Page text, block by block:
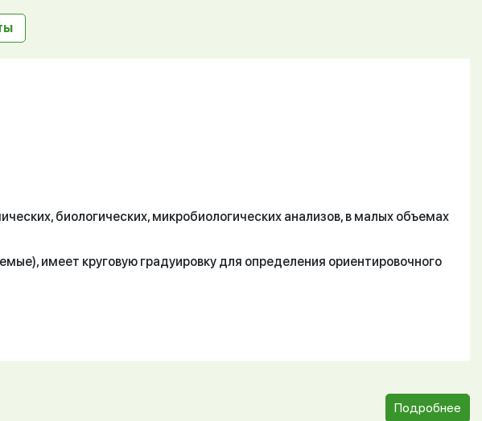
биологических, микробиологических анализов, в малых объемах
имеет круговую градуировку для определения ориентировочного
Подробнее